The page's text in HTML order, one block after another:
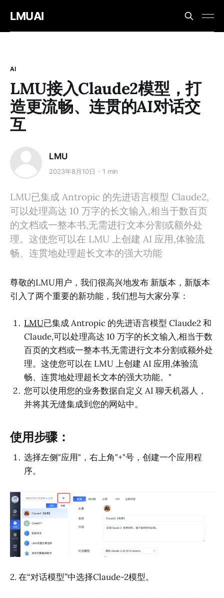
LMUAI
AI
LMU接入Claude2模型，打
造更流畅、连贯的AI对话交
互
LMU
2023年8月10日 1 min
LMU已集成 Antropic 的先进语言模型 Claude2,
可以处理高达 10 万字的长文输入,相当于数百页
的文档或一整本书,无需进行文本分割或额外处
理。这使您可以在 LMU 上创建 AI 应用,体验流
畅、连贯地处理超长文本的强大功能
尊敬的LMU用户，我们很高兴地发布 新版本，新版本
引入了两个重要的新功能，我们想与大家分享：
LMU已集成 Antropic 的先进语言模型 Claude2 和
Claude,可以处理高达 10 万字的长文输入,相当于数
百页的文档或一整本书,无需进行文本分割或额外处
理。这使您可以在 LMU 上创建 AI 应用,体验流
畅、连贯地处理超长文本的强大功能。"
您可以使用您的业务数据自定义 AI 聊天机器人，
并将其无缝集成到您的网站中。
使用步骤：
选择左侧"应用"，右上角"+"号，创建一个应用程
序。
2. 在“对话模型”中选择Claude-2模型。